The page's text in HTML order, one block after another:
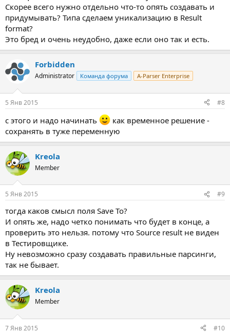
Скорее всего нужно отдельно что-то опять создавать и
придумывать? Типа сделаем уникализацию в Result
format?
Это бред и очень неудобно, даже если оно так и есть.
Forbidden
Administrator Команда форума A-Parser Enterprise
5 Янв 2015 #8
с этого и надо начинать
как временное решение -
сохранять в туже переменную
Kreola
Member
5 Янв 2015 #9
тогда каков смысл поля Save To?
И опять же, надо четко понимать что будет в конце, а
проверить это нельзя. потому что Source result не виден
в Тестировщике.
Ну невозможно сразу создавать правильные парсинги,
так не бывает.
Kreola
Member
7 Янв 2015 #10